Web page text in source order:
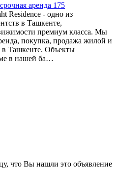
175
Residence - одно из
в Ташкенте,
премиум класса. Мы
покупка, продажа жилой и
в Ташкенте. Объекты
в нашей ба…
что Вы нашли это объявление